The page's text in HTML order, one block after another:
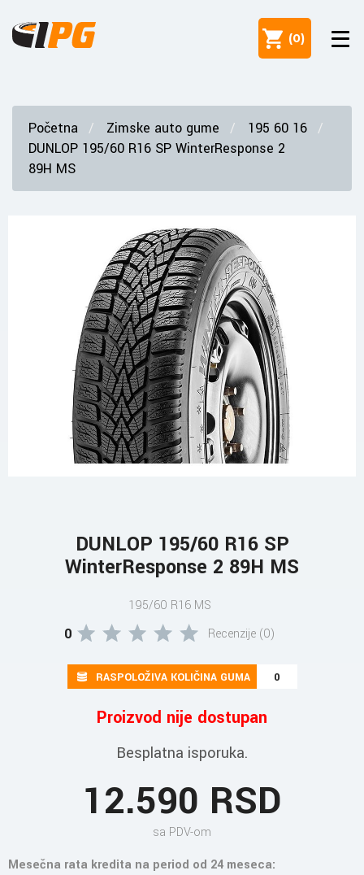
(0)
Početna Zimske auto gume
195 60 16
DUNLOP 195/60 R16 SP WinterResponse 2
89H MS
DUNLOP 195/60 R16 SP
WinterResponse 2 89H MS
195/60 R16 MS
0 Recenzije (0)
RASPOLOŽIVA KOLIČINA GUMA 0
Proizvod nije dostupan
Besplatna isporuka.
12.590 RSD
sa PDV-om
Mesečna rata kredita na period od 24 meseca: